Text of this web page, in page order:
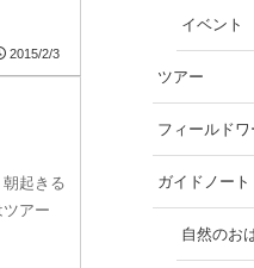
2015/2/3
起きる
アー
イベント
ツアー
フィールドワ
ガイドノート
自然のお